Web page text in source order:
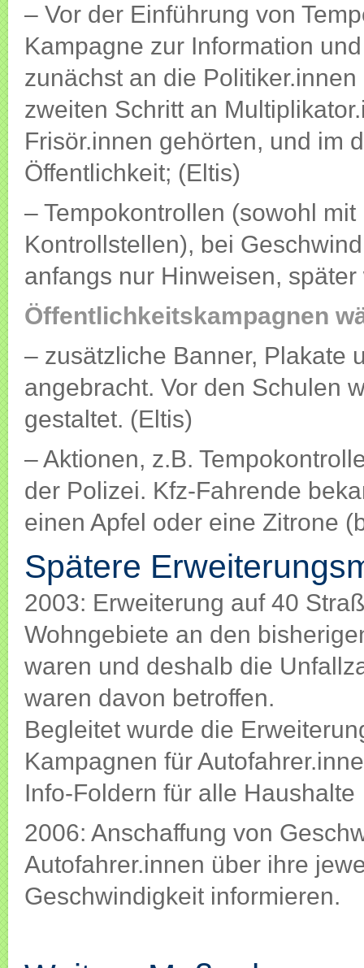
– Vor der Einführung von
Kampagne zur Information
zunächst an die
zweiten Schritt an
Frisör.innen gehörten, und im
Öffentlichkeit; (Eltis)
– Tempokontrollen (sowohl
Kontrollstellen), bei
anfangs nur Hinweisen,
Öffentlichkeitskampagnen
– zusätzliche Banner, Plakate
angebracht. Vor den Schulen
gestaltet. (Eltis)
– Aktionen, z.B.
der Polizei. Kfz-Fahrende
einen Apfel oder eine Zitrone
Spätere
2003: Erweiterung auf 40
Wohngebiete an den
waren und deshalb die
waren davon betroffen.
Begleitet wurde die
Kampagnen für
Info-Foldern für alle Haushalte
2006: Anschaffung von
Autofahrer.innen über ihre
Geschwindigkeit informieren.